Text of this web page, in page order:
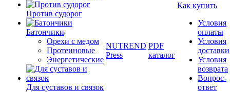
Против судорог
Батончики
Орехи с медом
Протеиновые
Энергетические
Для суставов и связок
NUTREND
Press
PDF
каталог
Как купить
Условия
оплаты
Условия
доставки
Условия
возврата
Вопрос-
ответ